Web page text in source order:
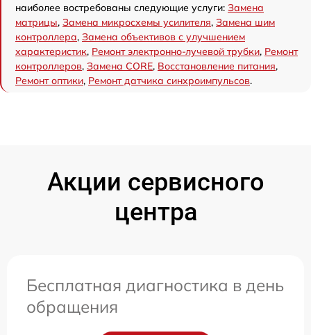
наиболее востребованы следующие услуги: Замена
матрицы, Замена микросхемы усилителя, Замена шим
контроллера, Замена объективов с улучшением
характеристик, Ремонт электронно-лучевой трубки, Ремонт
контроллеров, Замена CORE, Восстановление питания,
Ремонт оптики, Ремонт датчика синхроимпульсов.
Акции сервисного
центра
Бесплатная диагностика в день
обращения